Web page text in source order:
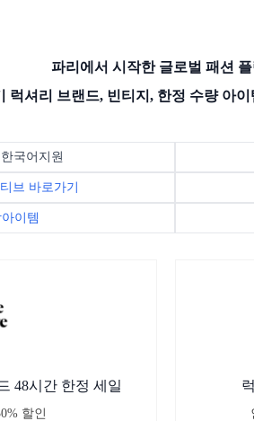
파리에서 시작한 글로벌 패션
럭셔리 브랜드, 빈티지, 한정 수량 아
국어지원
브 바로가기
이템
48시간 한정 세일
할인